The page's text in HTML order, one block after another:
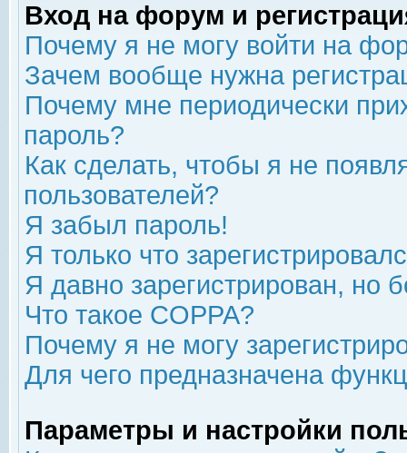
Вход на форум и
Почему я не могу войти на
Зачем вообще нужна
Почему мне периодически
пароль?
Как сделать, чтобы я не
пользователей?
Я забыл пароль!
Я только что
Я давно зарегистрирован, но
Что такое COPPA?
Почему я не могу
Для чего предназначена
Параметры и настройки